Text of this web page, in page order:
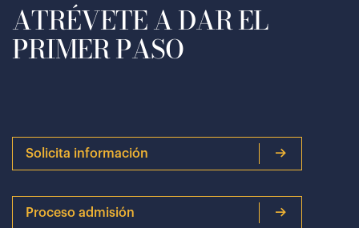
ATRÉVETE A DAR EL
PRIMER PASO
Solicita información
Proceso admisión